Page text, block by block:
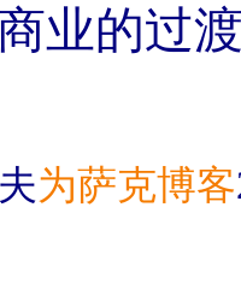
业的过
为萨克博客